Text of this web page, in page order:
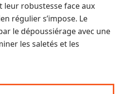
leur robustesse face aux
régulier s’impose. Le
le dépoussiérage avec une
les saletés et les